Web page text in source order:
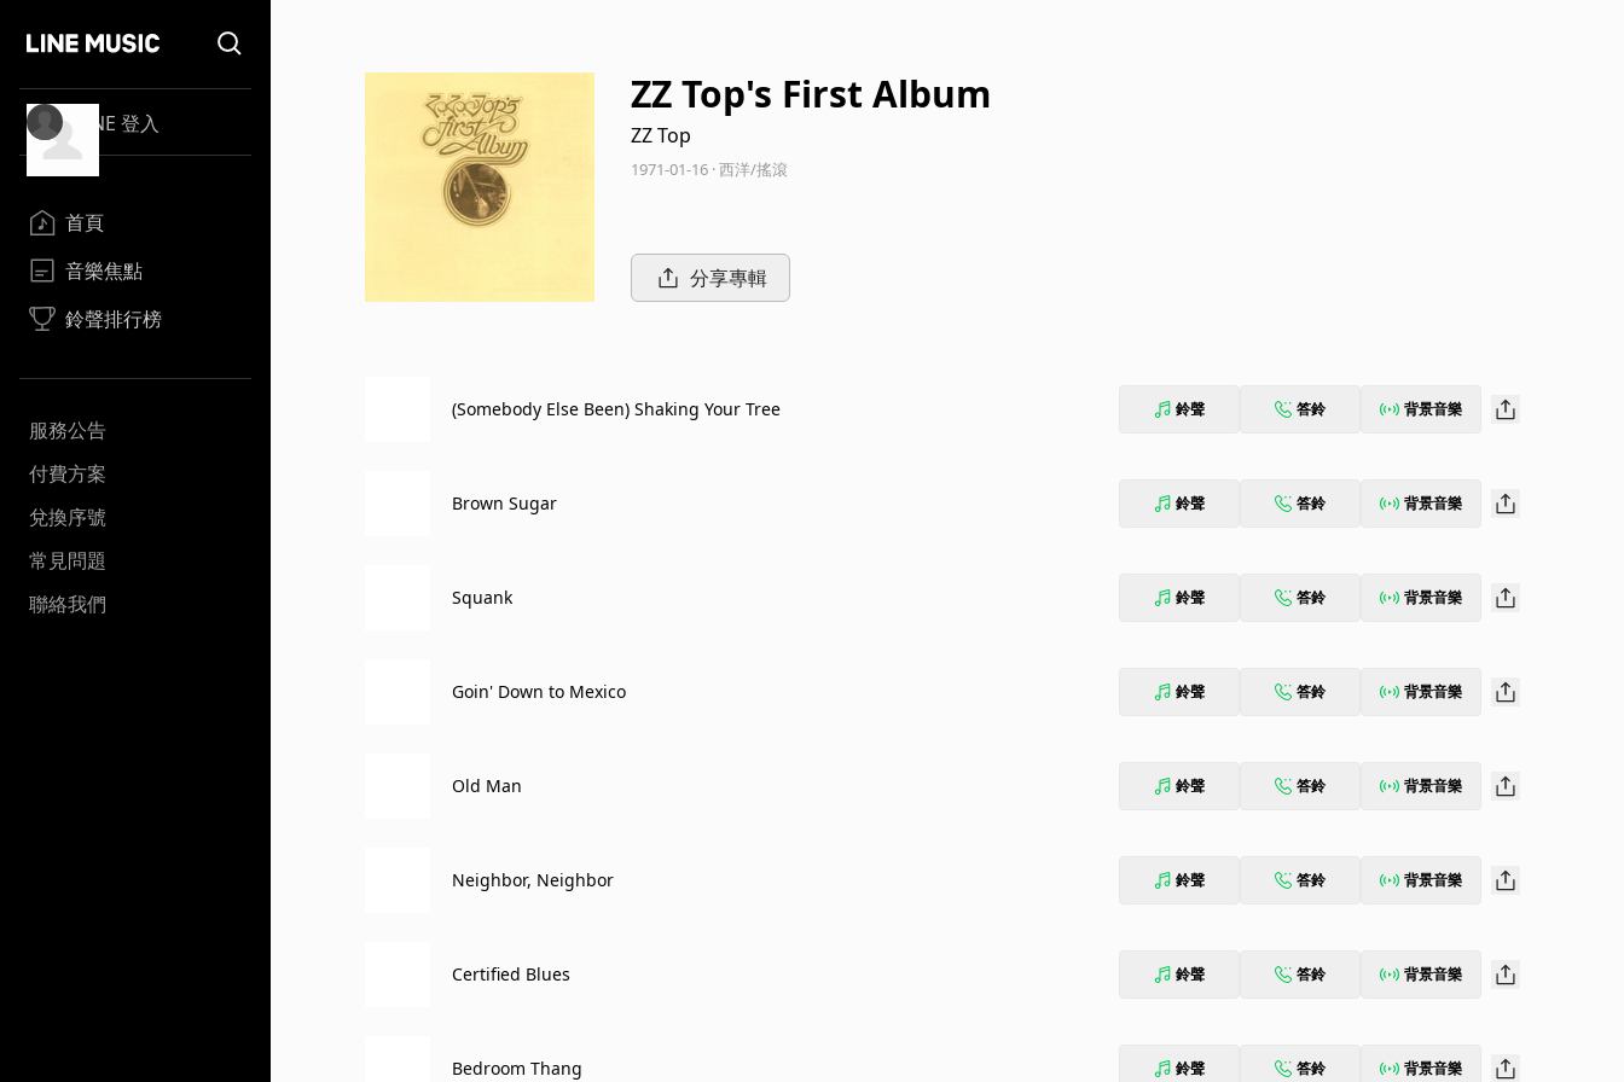
LINE 登入
首頁
音樂焦點
鈴聲排行榜
服務公告
付費方案
兌換序號
常見問題
聯絡我們
ZZ Top's First Album
ZZ Top
1971-01-16 · 西洋/搖滾
分享專輯
(Somebody Else Been) Shaking Your Tree 鈴聲 答鈴 背景音樂
Brown Sugar 鈴聲 答鈴 背景音樂
Squank 鈴聲 答鈴 背景音樂
Goin' Down to Mexico 鈴聲 答鈴 背景音樂
Old Man 鈴聲 答鈴 背景音樂
Neighbor, Neighbor 鈴聲 答鈴 背景音樂
Certified Blues 鈴聲 答鈴 背景音樂
Bedroom Thang 鈴聲 答鈴 背景音樂